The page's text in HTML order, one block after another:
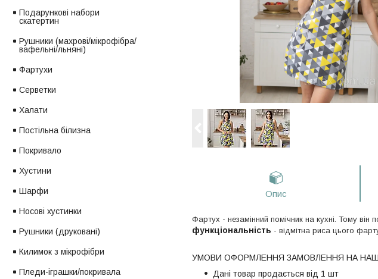
Опис
Фартух - незамінний помічник на кухні. Тому він
функціональність - відмітна риса цього
УМОВИ ОФОРМЛЕННЯ ЗАМОВЛЕННЯ НА
Дані товар продається від 1 шт
Подарункові набори
скатертин
Рушники (махрові/мікрофібра/
вафельні/льняні)
Фартухи
Серветки
Халати
Постільна білизна
Покривало
Хустини
Шарфи
Носові хустинки
Рушники (друковані)
Килимок з мікрофібри
Пледи-іграшки/покривала